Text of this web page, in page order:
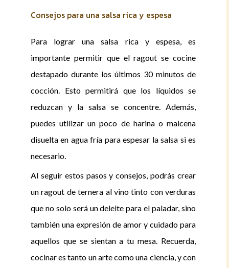
Consejos para una salsa rica y espesa
Para lograr una salsa rica y espesa, es
importante permitir que el ragout se cocine
destapado durante los últimos 30 minutos de
cocción. Esto permitirá que los líquidos se
reduzcan y la salsa se concentre. Además,
puedes utilizar un poco de harina o maicena
disuelta en agua fría para espesar la salsa si es
necesario.
Al seguir estos pasos y consejos, podrás crear
un ragout de ternera al vino tinto con verduras
que no solo será un deleite para el paladar, sino
también una expresión de amor y cuidado para
aquellos que se sientan a tu mesa. Recuerda,
cocinar es tanto un arte como una ciencia, y con